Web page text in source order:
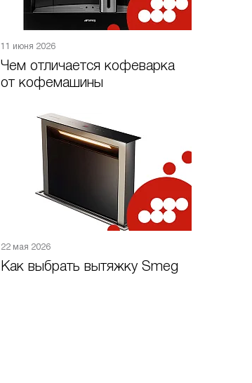
11 июня 2026
Чем отличается кофеварка
от кофемашины
22 мая 2026
Как выбрать вытяжку Smeg